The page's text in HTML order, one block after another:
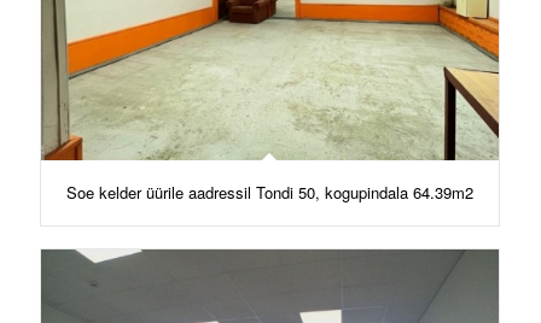
Soe kelder üürile aadressil Tondi 50, kogupindala 64.39m2